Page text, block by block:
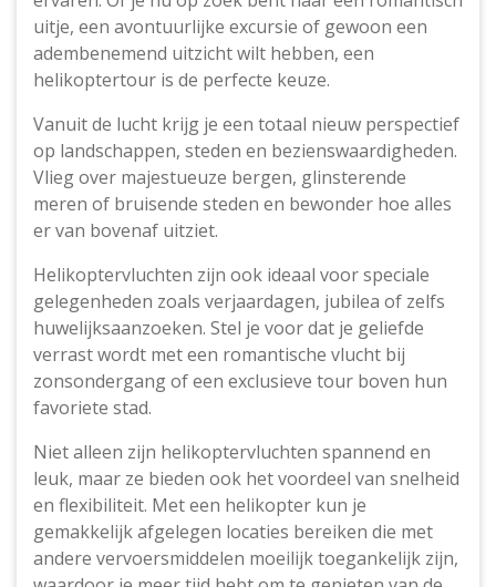
uitje, een avontuurlijke excursie of gewoon een
adembenemend uitzicht wilt hebben, een
helikoptertour is de perfecte keuze.
Vanuit de lucht krijg je een totaal nieuw perspectief
op landschappen, steden en bezienswaardigheden.
Vlieg over majestueuze bergen, glinsterende
meren of bruisende steden en bewonder hoe alles
er van bovenaf uitziet.
Helikoptervluchten zijn ook ideaal voor speciale
gelegenheden zoals verjaardagen, jubilea of zelfs
huwelijksaanzoeken. Stel je voor dat je geliefde
verrast wordt met een romantische vlucht bij
zonsondergang of een exclusieve tour boven hun
favoriete stad.
Niet alleen zijn helikoptervluchten spannend en
leuk, maar ze bieden ook het voordeel van snelheid
en flexibiliteit. Met een helikopter kun je
gemakkelijk afgelegen locaties bereiken die met
andere vervoersmiddelen moeilijk toegankelijk zijn,